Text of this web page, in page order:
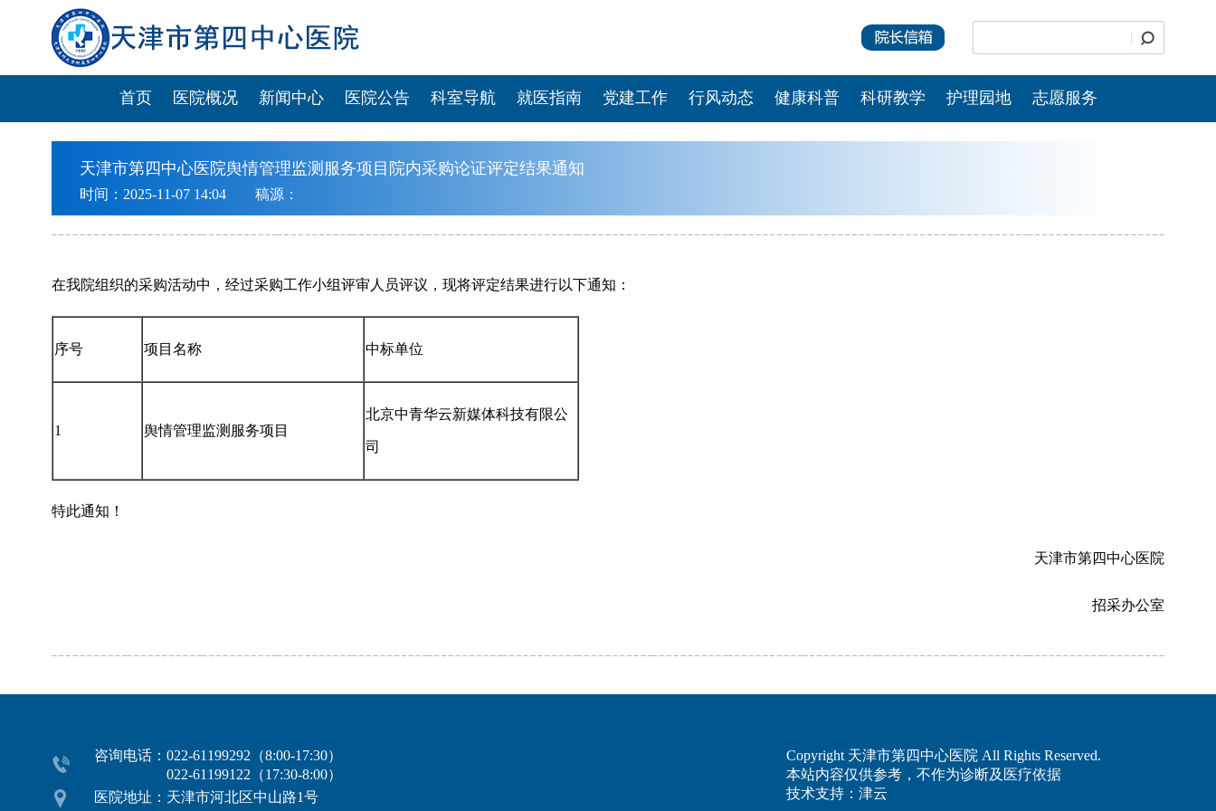
首页 医院概况 新闻中心 医院公告 科室导航 就医指南 党建工作 行风动态 健康科普 科研教学 护理园地 志愿服务
天津市第四中心医院舆情管理监测服务项目院内采购论证评定结果通知
时间：2025-11-07 14:04 稿源：
在我院组织的采购活动中，经过采购工作小组评审人员评议，现将评定结果进行以下通知：
序号 项目名称 中标单位
1 舆情管理监测服务项目
北京中青华云新媒体科技有限公
司
特此通知！
天津市第四中心医院
招采办公室
咨询电话：022-61199292（8:00-17:30）
022-61199122（17:30-8:00）
医院地址：天津市河北区中山路1号
Copyright 天津市第四中心医院 All Rights Reserved.
本站内容仅供参考，不作为诊断及医疗依据
技术支持：津云